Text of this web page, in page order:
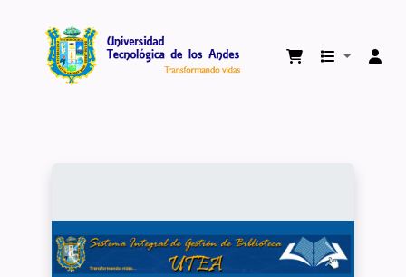
Biblioteca Virtual Universidad Tecnológica